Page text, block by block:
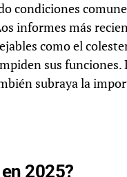
condiciones
informes más
como el
sus funciones.
subraya la
2025?